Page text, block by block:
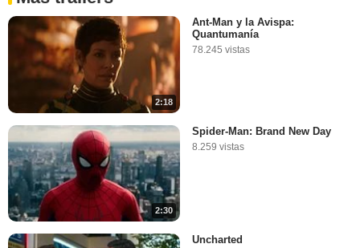
2:18
Ant-Man y la Avispa:
Quantumanía
78.245 vistas
2:30
Spider-Man: Brand New Day
8.259 vistas
Uncharted